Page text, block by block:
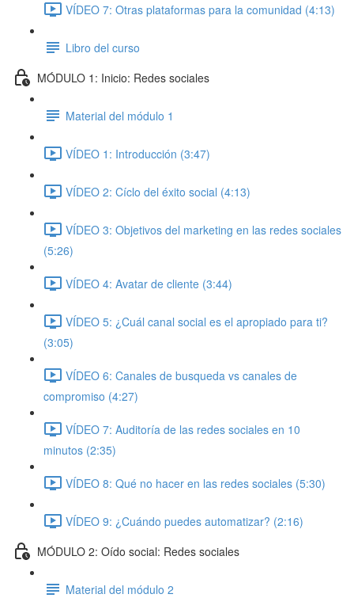
VÍDEO 7: Otras plataformas para la comunidad (4:13)
Libro del curso
MÓDULO 1: Inicio: Redes sociales
Material del módulo 1
VÍDEO 1: Introducción (3:47)
VÍDEO 2: Cíclo del éxito social (4:13)
VÍDEO 3: Objetivos del marketing en las redes sociales
(5:26)
VÍDEO 4: Avatar de cliente (3:44)
VÍDEO 5: ¿Cuál canal social es el apropiado para ti?
(3:05)
VÍDEO 6: Canales de busqueda vs canales de
compromiso (4:27)
VÍDEO 7: Auditoría de las redes sociales en 10
minutos (2:35)
VÍDEO 8: Qué no hacer en las redes sociales (5:30)
VÍDEO 9: ¿Cuándo puedes automatizar? (2:16)
MÓDULO 2: Oído social: Redes sociales
Material del módulo 2